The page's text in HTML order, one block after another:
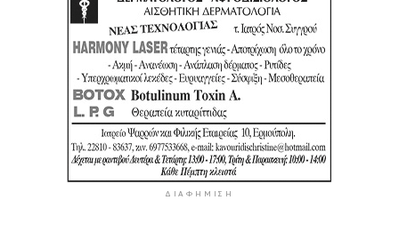
ΔΙΑΦΉΜΙΣΗ